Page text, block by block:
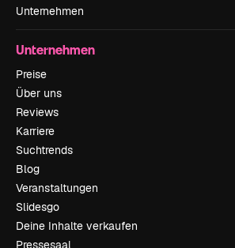
Unternehmen
Unternehmen
Preise
Über uns
Reviews
Karriere
Suchtrends
Blog
Veranstaltungen
Slidesgo
Deine Inhalte verkaufen
Pressesaal